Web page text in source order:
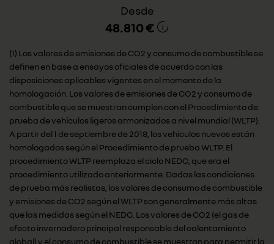
Desde
48.810 €
(1) Los valores de emisiones de CO2 y consumo de combustible se
definen en base a ensayos oficiales de acuerdo con las
disposiciones aplicables vigentes en el momento de la
homologación. Los valores de emisiones de CO2 y consumo de
combustible que se muestran cumplen con el Procedimiento de
prueba de vehículos ligeros armonizados a nivel mundial (WLTP).
A partir del 1 de septiembre de 2018, los vehículos nuevos están
homologados según el Procedimiento de prueba WLTP. El
procedimiento WLTP reemplaza el ciclo NEDC, que era el
procedimiento utilizado anteriormente. Dadas las condiciones
de prueba más realistas, los valores de consumo de combustible
y emisiones de CO2 según el WLTP son generalmente más altas
que las medidas según el NEDC. Los valores de CO2 (el gas de
efecto invernadero principal responsable del calentamiento
global) y el consumo de combustible se muestran para permitir la